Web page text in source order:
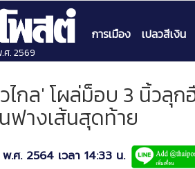
. 2569
การเมือง เปลวสีเงิน
ไกล' โผล่ม็อบ 3 นิ้วลุ
ฟางเส้นสุดท้าย
.ศ. 2564 เวลา 14:33 น.